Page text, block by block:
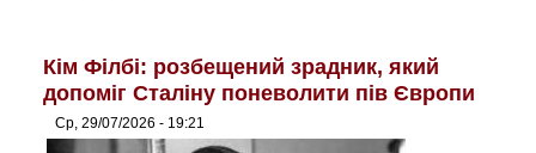
Кім Філбі: розбещений зрадник, який
допоміг Сталіну поневолити пів Європи
Ср, 29/07/2026 - 19:21